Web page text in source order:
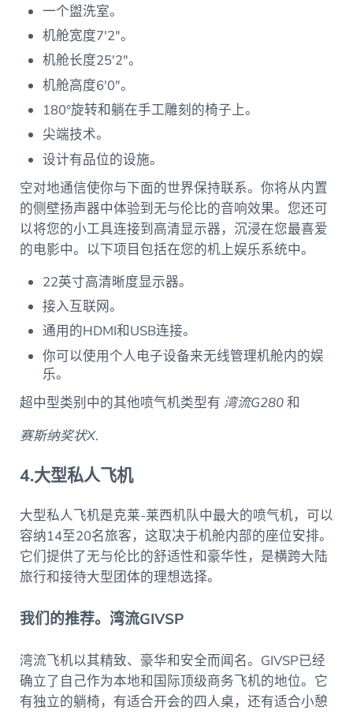
一个盥洗室。
机舱宽度7′2″。
机舱长度25′2″。
机舱高度6′0″。
180°旋转和躺在手工雕刻的椅子上。
尖端技术。
设计有品位的设施。
空对地通信使你与下面的世界保持联系。你将从内置
的侧壁扬声器中体验到无与伦比的音响效果。您还可
以将您的小工具连接到高清显示器，沉浸在您最喜爱
的电影中。以下项目包括在您的机上娱乐系统中。
22英寸高清晰度显示器。
接入互联网。
通用的HDMI和USB连接。
你可以使用个人电子设备来无线管理机舱内的娱
乐。
超中型类别中的其他喷气机类型有 湾流G280和
赛斯纳奖状X.
4.大型私人飞机
大型私人飞机是克莱-莱西机队中最大的喷气机，可以
容纳14至20名旅客，这取决于机舱内部的座位安排。
它们提供了无与伦比的舒适性和豪华性，是横跨大陆
旅行和接待大型团体的理想选择。
我们的推荐。湾流GIVSP
湾流飞机以其精致、豪华和安全而闻名。GIVSP已经
确立了自己作为本地和国际顶级商务飞机的地位。它
有独立的躺椅，有适合开会的四人桌，还有适合小憩